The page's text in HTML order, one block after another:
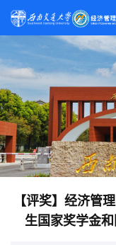
【评奖】经济管
生国家奖学金